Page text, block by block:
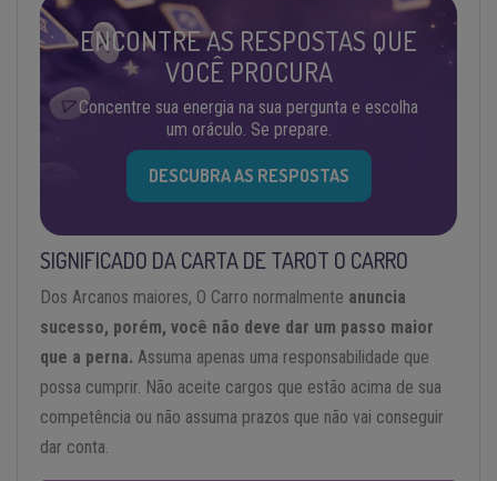
ENCONTRE AS RESPOSTAS QUE
VOCÊ PROCURA
Concentre sua energia na sua pergunta e escolha
um oráculo. Se prepare.
DESCUBRA AS RESPOSTAS
SIGNIFICADO DA CARTA DE TAROT O CARRO
Dos Arcanos maiores, O Carro normalmente anuncia
sucesso, porém, você não deve dar um passo maior
que a perna. Assuma apenas uma responsabilidade que
possa cumprir. Não aceite cargos que estão acima de sua
competência ou não assuma prazos que não vai conseguir
dar conta.